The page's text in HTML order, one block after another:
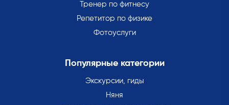
Тренер по фитнесу
Репетитор по физике
Фотоуслуги
Популярные категории
Экскурсии, гиды
Няня